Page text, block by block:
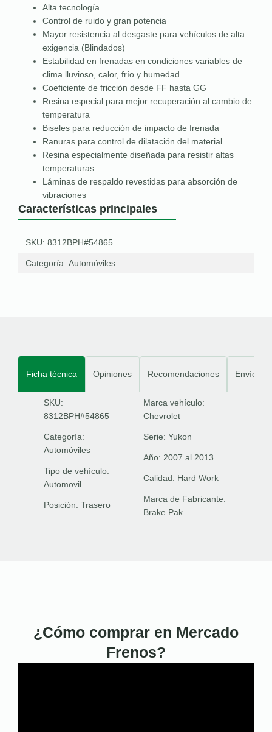
Alta tecnología
Control de ruido y gran potencia
Mayor resistencia al desgaste para vehículos de alta
exigencia (Blindados)
Estabilidad en frenadas en condiciones variables de
clima lluvioso, calor, frío y humedad
Coeficiente de fricción desde FF hasta GG
Resina especial para mejor recuperación al cambio de
temperatura
Biseles para reducción de impacto de frenada
Ranuras para control de dilatación del material
Resina especialmente diseñada para resistir altas
temperaturas
Láminas de respaldo revestidas para absorción de
vibraciones
Características principales
SKU: 8312BPH#54865
Categoría: Automóviles
Ficha técnica Opiniones Recomendaciones Envíos
SKU:
8312BPH#54865
Categoría:
Automóviles
Tipo de vehículo:
Automovil
Posición: Trasero
Marca vehículo:
Chevrolet
Serie: Yukon
Año: 2007 al 2013
Calidad: Hard Work
Marca de Fabricante:
Brake Pak
¿Cómo comprar en Mercado
Frenos?